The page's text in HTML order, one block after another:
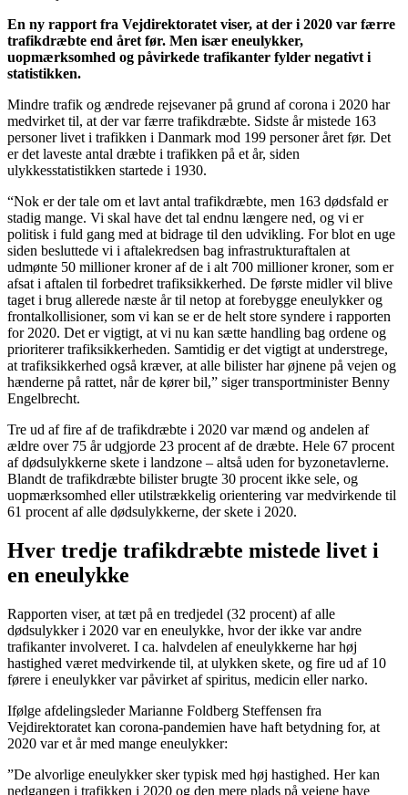
En ny rapport fra Vejdirektoratet viser, at der i 2020 var færre
trafikdræbte end året før. Men især eneulykker,
uopmærksomhed og påvirkede trafikanter fylder negativt i
statistikken.
Mindre trafik og ændrede rejsevaner på grund af corona i 2020 har
medvirket til, at der var færre trafikdræbte. Sidste år mistede 163
personer livet i trafikken i Danmark mod 199 personer året før. Det
er det laveste antal dræbte i trafikken på et år, siden
ulykkesstatistikken startede i 1930.
“Nok er der tale om et lavt antal trafikdræbte, men 163 dødsfald er
stadig mange. Vi skal have det tal endnu længere ned, og vi er
politisk i fuld gang med at bidrage til den udvikling. For blot en uge
siden besluttede vi i aftalekredsen bag infrastrukturaftalen at
udmønte 50 millioner kroner af de i alt 700 millioner kroner, som er
afsat i aftalen til forbedret trafiksikkerhed. De første midler vil blive
taget i brug allerede næste år til netop at forebygge eneulykker og
frontalkollisioner, som vi kan se er de helt store syndere i rapporten
for 2020. Det er vigtigt, at vi nu kan sætte handling bag ordene og
prioriterer trafiksikkerheden. Samtidig er det vigtigt at understrege,
at trafiksikkerhed også kræver, at alle bilister har øjnene på vejen og
hænderne på rattet, når de kører bil,” siger transportminister Benny
Engelbrecht.
Tre ud af fire af de trafikdræbte i 2020 var mænd og andelen af
ældre over 75 år udgjorde 23 procent af de dræbte. Hele 67 procent
af dødsulykkerne skete i landzone – altså uden for byzonetavlerne.
Blandt de trafikdræbte bilister brugte 30 procent ikke sele, og
uopmærksomhed eller utilstrækkelig orientering var medvirkende til
61 procent af alle dødsulykkerne, der skete i 2020.
Hver tredje trafikdræbte mistede livet i
en eneulykke
Rapporten viser, at tæt på en tredjedel (32 procent) af alle
dødsulykker i 2020 var en eneulykke, hvor der ikke var andre
trafikanter involveret. I ca. halvdelen af eneulykkerne har høj
hastighed været medvirkende til, at ulykken skete, og fire ud af 10
førere i eneulykker var påvirket af spiritus, medicin eller narko.
Ifølge afdelingsleder Marianne Foldberg Steffensen fra
Vejdirektoratet kan corona-pandemien have haft betydning for, at
2020 var et år med mange eneulykker:
”De alvorlige eneulykker sker typisk med høj hastighed. Her kan
nedgangen i trafikken i 2020 og den mere plads på vejene have